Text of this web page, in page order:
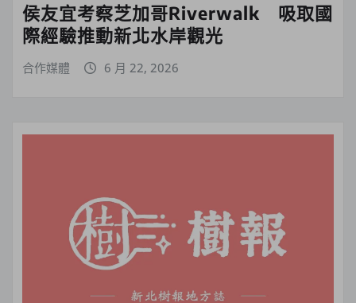
侯友宜考察芝加哥Riverwalk 吸取國
際經驗推動新北水岸觀光
合作媒體 6 月 22, 2026